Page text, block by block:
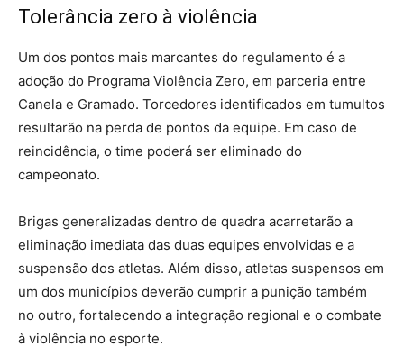
Tolerância zero à violência
Um dos pontos mais marcantes do regulamento é a
adoção do Programa Violência Zero, em parceria entre
Canela e Gramado. Torcedores identificados em tumultos
resultarão na perda de pontos da equipe. Em caso de
reincidência, o time poderá ser eliminado do
campeonato.
Brigas generalizadas dentro de quadra acarretarão a
eliminação imediata das duas equipes envolvidas e a
suspensão dos atletas. Além disso, atletas suspensos em
um dos municípios deverão cumprir a punição também
no outro, fortalecendo a integração regional e o combate
à violência no esporte.